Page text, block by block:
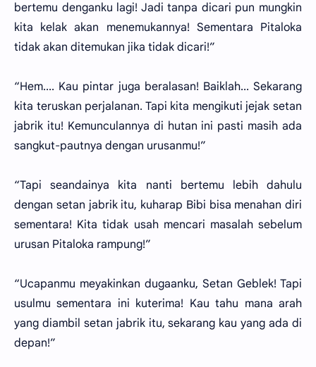
bertemu denganku lagi! Jadi tanpa dicari pun mungkin
kita kelak akan menemukannya! Sementara Pitaloka
tidak akan ditemukan jika tidak dicari!”
“Hem.... Kau pintar juga beralasan! Baiklah... Sekarang
kita teruskan perjalanan. Tapi kita mengikuti jejak setan
jabrik itu! Kemunculannya di hutan ini pasti masih ada
sangkut-pautnya dengan urusanmu!”
“Tapi seandainya kita nanti bertemu lebih dahulu
dengan setan jabrik itu, kuharap Bibi bisa menahan diri
sementara! Kita tidak usah mencari masalah sebelum
urusan Pitaloka rampung!”
“Ucapanmu meyakinkan dugaanku, Setan Geblek! Tapi
usulmu sementara ini kuterima! Kau tahu mana arah
yang diambil setan jabrik itu, sekarang kau yang ada di
depan!”